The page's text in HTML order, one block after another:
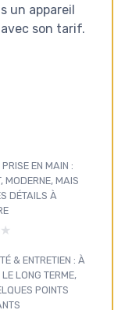
un appareil
son tarif.
EN MAIN :
MODERNE, MAIS
DÉTAILS À
& ENTRETIEN : À
LONG TERME,
POINTS